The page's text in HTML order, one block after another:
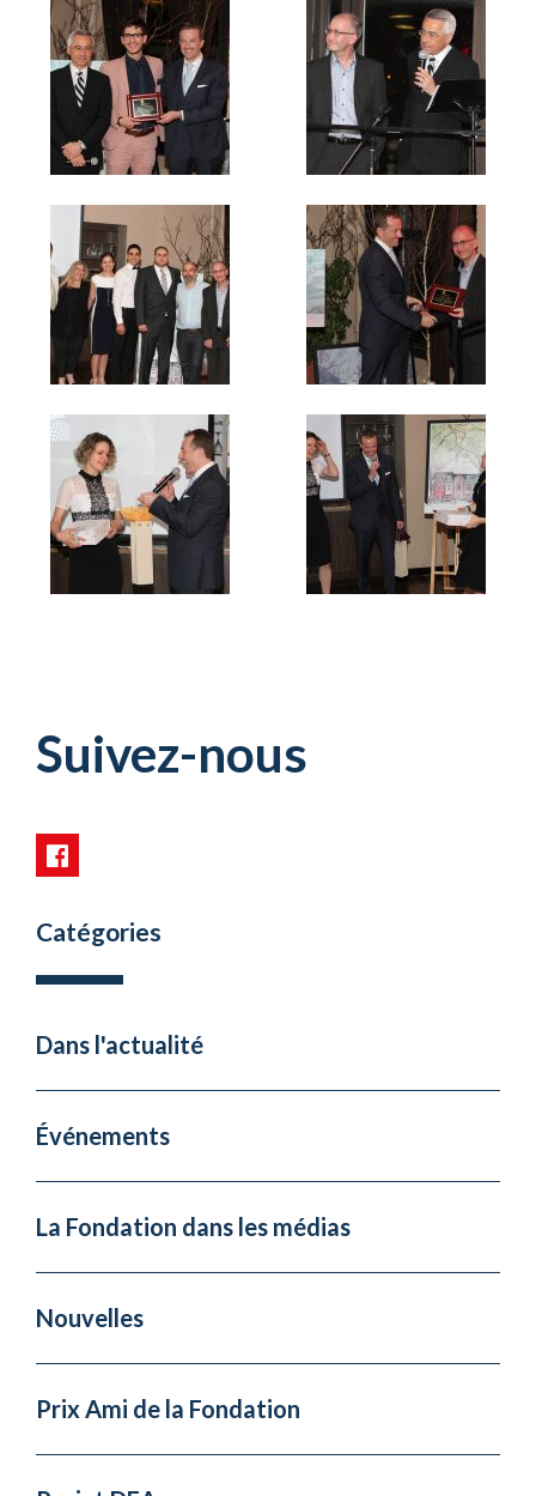
Suivez-nous
Catégories
Dans l'actualité
Événements
La Fondation dans les médias
Nouvelles
Prix Ami de la Fondation